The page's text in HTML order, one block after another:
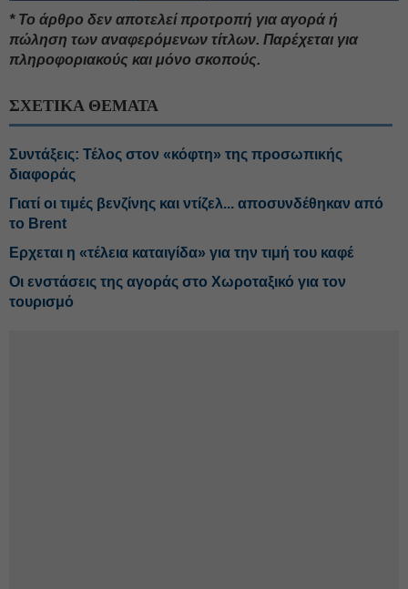
* Το άρθρο δεν αποτελεί προτροπή για αγορά ή
πώληση των αναφερόμενων τίτλων. Παρέχεται για
πληροφοριακούς και μόνο σκοπούς.
ΣΧΕΤΙΚΑ ΘΕΜΑΤΑ
Συντάξεις: Τέλος στον «κόφτη» της προσωπικής
διαφοράς
Γιατί οι τιμές βενζίνης και ντίζελ... αποσυνδέθηκαν από
το Brent
Ερχεται η «τέλεια καταιγίδα» για την τιμή του καφέ
Οι ενστάσεις της αγοράς στο Χωροταξικό για τον
τουρισμό